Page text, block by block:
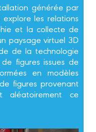
générée par
les relations
et la collecte de
paysage virtuel 3D
de la technologie
figures issues de
en modèles
figures provenant
aléatoirement ce